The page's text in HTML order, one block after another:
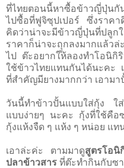
ที่ไทยตอนนี้หาซื้อข้าวญี่ปุ่น
ไปซื้อที่ฟูจิซุปเปอร์ ซึ่งราค
คิดว่าน่าจะมีข้าวญี่ปุ่นที่ปลูก
ราคาก็น่าจะถุูกลงมากแล้ว
ไป ต๊ะอยากให้ลองทำโอนิกิ
ใช้ข้าวไทยแทนกันได้นะคะ
ที่สำคัญมียางมากกว่า เอามา
วันนี้ทำข้าวปั้นแบบใส่กุ้ง ใ
แบบง่ายๆ นะคะ กุ้งที่ใช้คือ
กุ้งแห้งจืด ๆ แห้ง ๆ หน่อย แท
เอาล่ะค่ะ ตามมาดูสูตรโอนิ
ปลาข้าวสาร ที่ต๊ะทำกินกับซ